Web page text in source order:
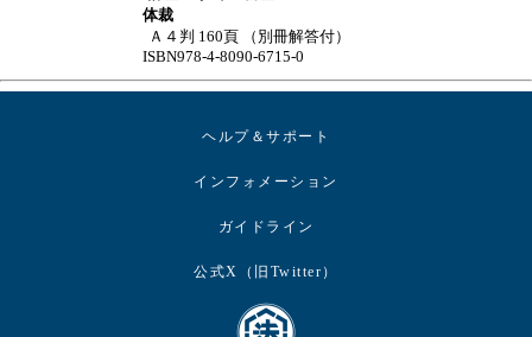
体裁
Ａ４判 160頁 （別冊解答付）
ISBN978-4-8090-6715-0
ヘルプ＆サポート
インフォメーション
ガイドライン
公式X（旧Twitter）